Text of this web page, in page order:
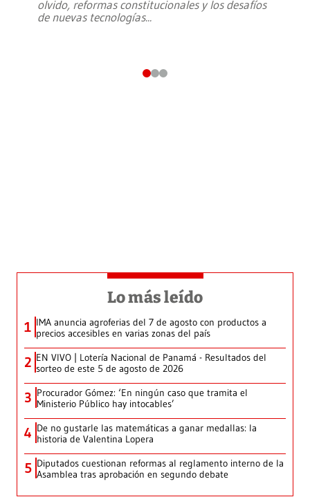
olvido, reformas constitucionales y los desafíos
de nuevas tecnologías...
Lo más leído
1 IMA anuncia agroferias del 7 de agosto con productos a
precios accesibles en varias zonas del país
2 EN VIVO | Lotería Nacional de Panamá - Resultados del
sorteo de este 5 de agosto de 2026
3 Procurador Gómez: ‘En ningún caso que tramita el
Ministerio Público hay intocables’
4 De no gustarle las matemáticas a ganar medallas: la
historia de Valentina Lopera
5 Diputados cuestionan reformas al reglamento interno de la
Asamblea tras aprobación en segundo debate